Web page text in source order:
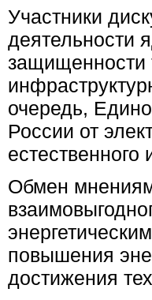
Участники
деятельности
защищенности
очередь,
России от
естественного
Обмен
повышения
достижения